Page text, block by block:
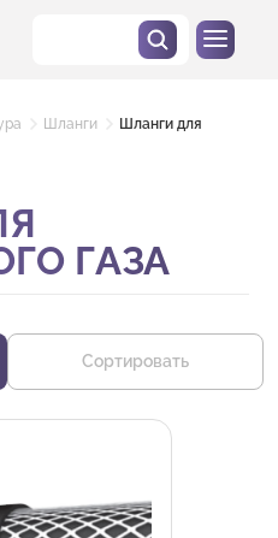
Шланги
Шланги для
ГАЗА
Сортировать